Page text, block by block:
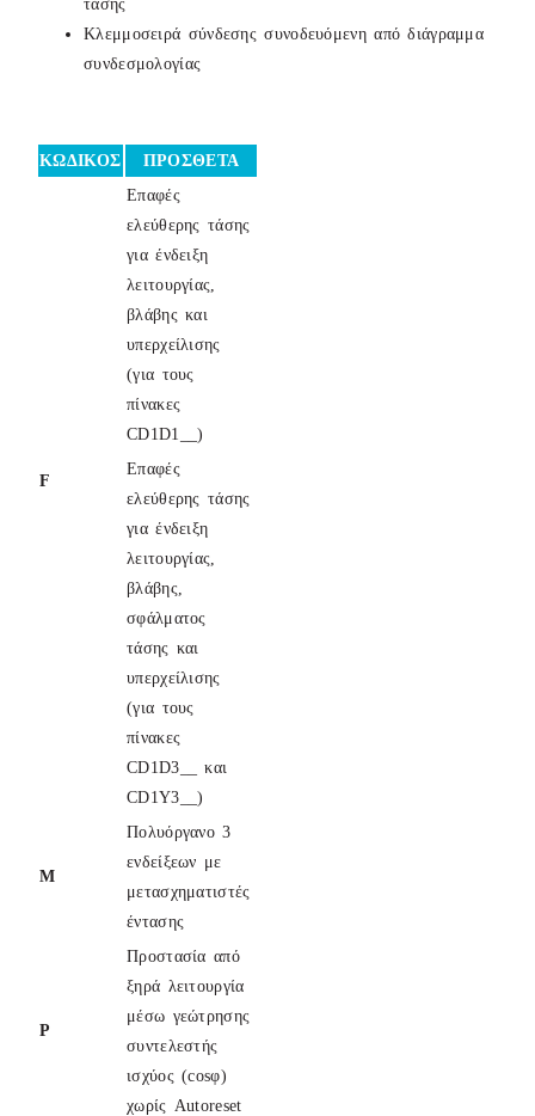
τάσης
Κλεμμοσειρά σύνδεσης συνοδευόμενη από διάγραμμα
συνδεσμολογίας
ΚΩΔΙΚΟΣ ΠΡΟΣΘΕΤΑ
F
Επαφές
ελεύθερης τάσης
για ένδειξη
λειτουργίας,
βλάβης και
υπερχείλισης
(για τους
πίνακες
CD1D1__)
Επαφές
ελεύθερης τάσης
για ένδειξη
λειτουργίας,
βλάβης,
σφάλματος
τάσης και
υπερχείλισης
(για τους
πίνακες
CD1D3__ και
CD1Y3__)
M
Πολυόργανο 3
ενδείξεων με
μετασχηματιστές
έντασης
P
Προστασία από
ξηρά λειτουργία
μέσω γεώτρησης
συντελεστής
ισχύος (cosφ)
χωρίς Autoreset